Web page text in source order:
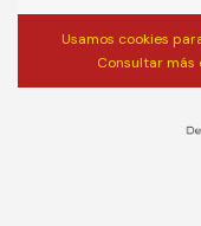
Usamos cookies
Consultar más